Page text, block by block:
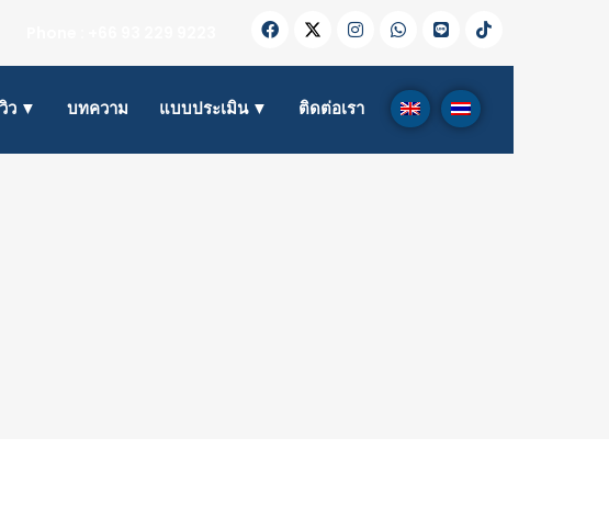
ว ▼ บทความ แบบประเมิน ▼ ติดต่อเรา